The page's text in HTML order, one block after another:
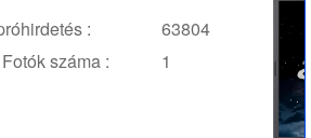
:
63804
Fotók száma : 1